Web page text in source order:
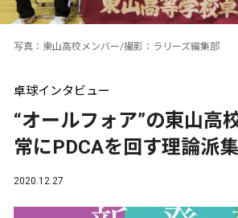
写真：東山高校メンバー/撮影：ラリーズ編集部
卓球インタビュー
“オールフォア”の東山高
常にPDCAを回す理論派
2020.12.27